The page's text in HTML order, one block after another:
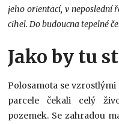
jeho orientací, v neposlední
cihel. Do budoucna tepelné
Jako by tu
Polosamota se
parcele čekali celý
pozemek. Se zahradou